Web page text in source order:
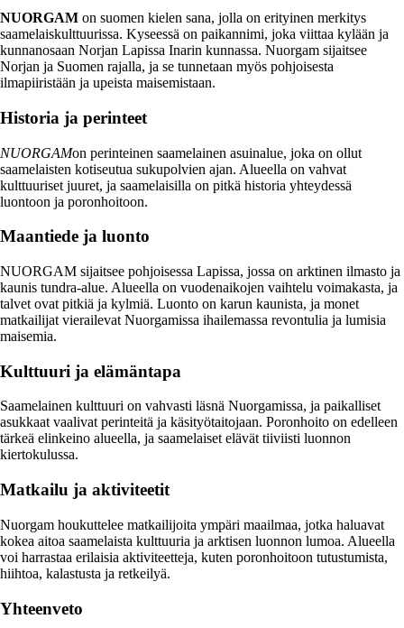
NUORGAM on suomen kielen sana, jolla on erityinen merkitys
saamelaiskulttuurissa. Kyseessä on paikannimi, joka viittaa kylään ja
kunnanosaan Norjan Lapissa Inarin kunnassa. Nuorgam sijaitsee
Norjan ja Suomen rajalla, ja se tunnetaan myös pohjoisesta
ilmapiiristään ja upeista maisemistaan.
Historia ja perinteet
NUORGAMon perinteinen saamelainen asuinalue, joka on ollut
saamelaisten kotiseutua sukupolvien ajan. Alueella on vahvat
kulttuuriset juuret, ja saamelaisilla on pitkä historia yhteydessä
luontoon ja poronhoitoon.
Maantiede ja luonto
NUORGAM sijaitsee pohjoisessa Lapissa, jossa on arktinen ilmasto ja
kaunis tundra-alue. Alueella on vuodenaikojen vaihtelu voimakasta, ja
talvet ovat pitkiä ja kylmiä. Luonto on karun kaunista, ja monet
matkailijat vierailevat Nuorgamissa ihailemassa revontulia ja lumisia
maisemia.
Kulttuuri ja elämäntapa
Saamelainen kulttuuri on vahvasti läsnä Nuorgamissa, ja paikalliset
asukkaat vaalivat perinteitä ja käsityötaitojaan. Poronhoito on edelleen
tärkeä elinkeino alueella, ja saamelaiset elävät tiiviisti luonnon
kiertokulussa.
Matkailu ja aktiviteetit
Nuorgam houkuttelee matkailijoita ympäri maailmaa, jotka haluavat
kokea aitoa saamelaista kulttuuria ja arktisen luonnon lumoa. Alueella
voi harrastaa erilaisia aktiviteetteja, kuten poronhoitoon tutustumista,
hiihtoa, kalastusta ja retkeilyä.
Yhteenveto